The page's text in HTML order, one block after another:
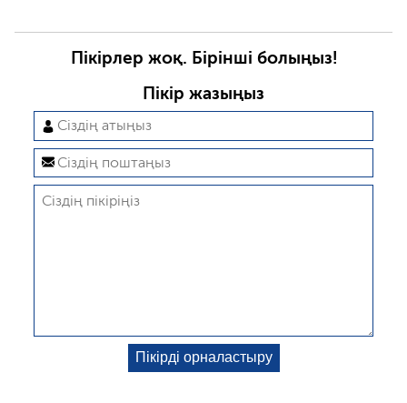
Пікірлер жоқ. Бірінші болыңыз!
Пікір жазыңыз